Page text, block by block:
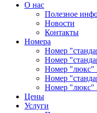
О нас
Полезное
Новости
Контакты
Номера
Номер
Номер
Номер
Номер
Номер
Цены
Услуги